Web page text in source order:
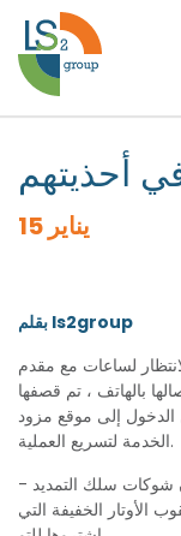
أحذيتهم
15 يناير
بقلم ls2group
لساعات مع مقدم
بالهاتف ، تم قصفها
الدخول إلى موقع مزود
الخدمة لتسريع العملية.
شوكات سلك التمديد -
الأوتار الخفيفة التي